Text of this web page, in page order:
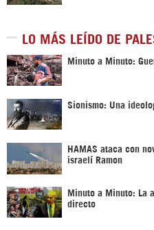
LO MÁS LEÍDO DE
Minuto a Minuto:
Sionismo: Una
HAMAS ataca con
israelí Ramon
Minuto a Minuto: La
directo